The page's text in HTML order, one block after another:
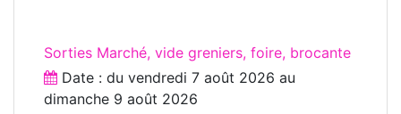
Sorties Marché, vide greniers, foire, brocante
Date : du vendredi 7 août 2026 au
dimanche 9 août 2026